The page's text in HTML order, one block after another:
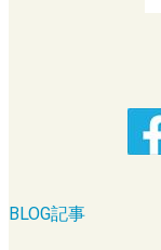
BLOG記事